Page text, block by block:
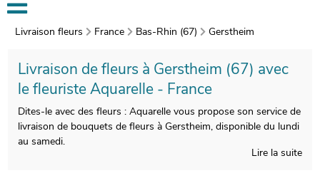
Livraison fleurs France Bas-Rhin (67) Gerstheim
Livraison de fleurs à Gerstheim (67) avec
le fleuriste Aquarelle - France
Dites-le avec des fleurs : Aquarelle vous propose son service de
livraison de bouquets de fleurs à Gerstheim, disponible du lundi
au samedi.
Lire la suite